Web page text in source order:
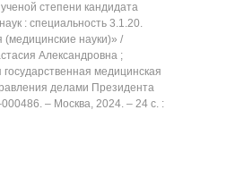
степени кандидата
: специальность 3.1.20.
(медицинские науки)» /
Александровна ;
медицинская
делами Президента
‒ Москва, 2024. ‒ 24 с. :